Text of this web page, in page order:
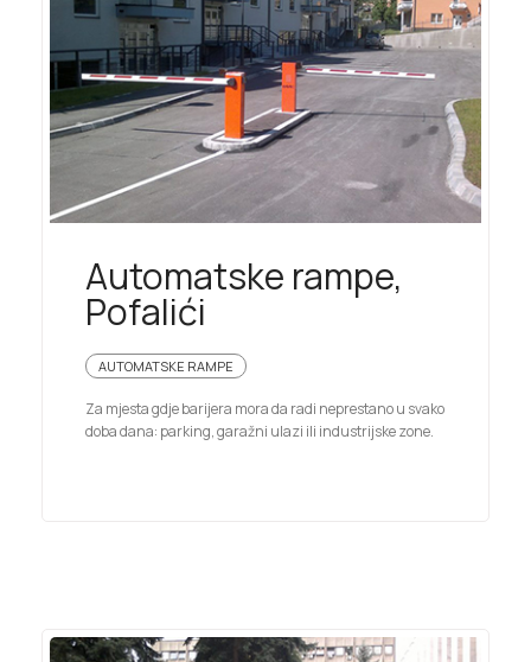
Automatske rampe,
Pofalići
AUTOMATSKE RAMPE
Za mjesta gdje barijera mora da radi neprestano u svako
doba dana: parking, garažni ulazi ili industrijske zone.